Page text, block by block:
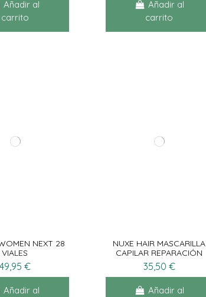
Añadir al
carrito
Añadir al
carrito
NEXT 28
VIALES
49,95 €
Añadir al
NUXE HAIR MASCARILLA
CAPILAR REPARACIÓN
INTENSIVA 200ML
35,50 €
Añadir al